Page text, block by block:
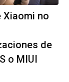
Xiaomi no
de
o MIUI